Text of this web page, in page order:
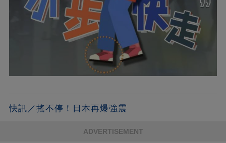
快訊／搖不停！日本再爆強震
ADVERTISEMENT